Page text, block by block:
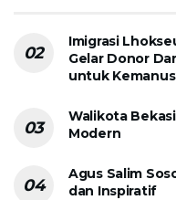
Imigrasi
Gelar Donor
untuk
Walikota
Modern
Agus Salim
dan Inspiratif